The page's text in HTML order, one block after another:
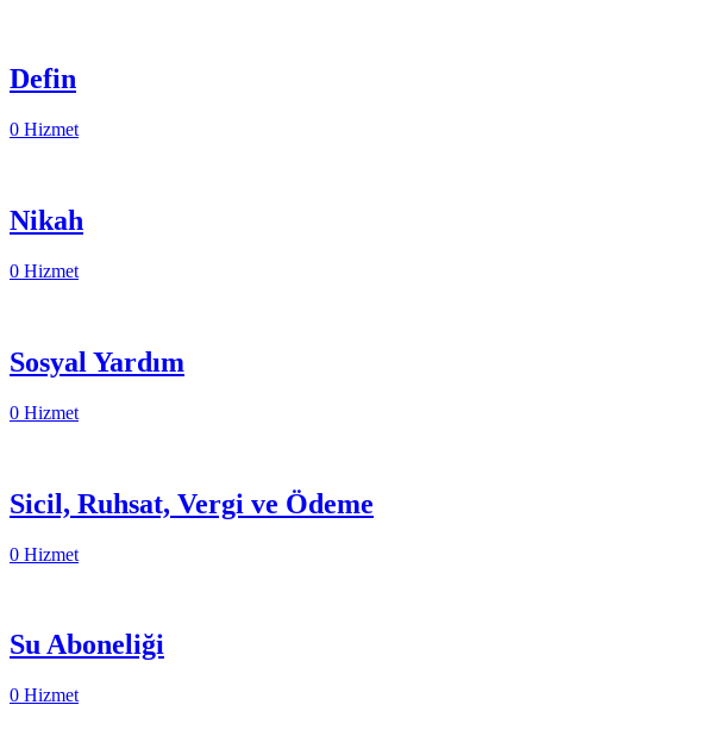
Defin
0 Hizmet
Nikah
0 Hizmet
Sosyal Yardım
0 Hizmet
Sicil, Ruhsat, Vergi ve Ödeme
0 Hizmet
Su Aboneliği
0 Hizmet